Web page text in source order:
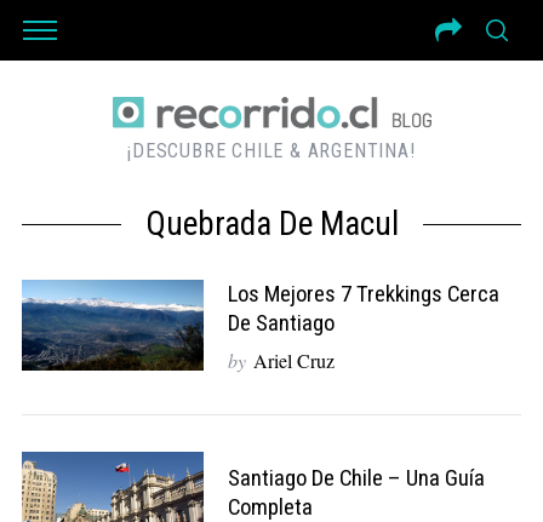
¡DESCUBRE CHILE & ARGENTINA!
Quebrada De Macul
Los Mejores 7 Trekkings Cerca
De Santiago
by Ariel Cruz
Santiago De Chile – Una Guía
Completa